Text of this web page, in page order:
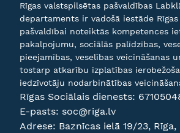
Rīgas valstspilsētas pašvaldības
departaments ir vadošā iestāde
pašvaldībai noteiktās kompetences
pakalpojumu, sociālās palīdzības,
pieejamības, veselības veicināšanas
tostarp atkarību izplatības
iedzīvotāju nodarbinātības
Rīgas Sociālais dienests:
E-pasts: soc@riga.lv
Adrese: Baznīcas ielā 19/23, Rīga,